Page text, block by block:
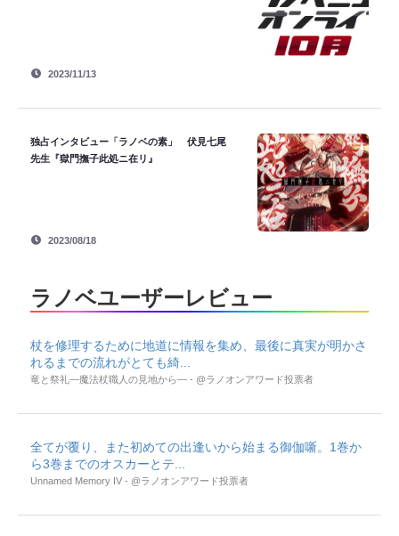
2023/11/13
独占インタビュー「ラノベの素」 伏見七尾
先生『獄門撫子此処ニ在リ』
2023/08/18
ラノベユーザーレビュー
杖を修理するために地道に情報を集め、最後に真実が明かさ
れるまでの流れがとても綺...
竜と祭礼―魔法杖職人の見地から― - @ラノオンアワード投票者
全てが覆り、また初めての出逢いから始まる御伽噺。1巻か
ら3巻までのオスカーとテ...
Unnamed Memory IV - @ラノオンアワード投票者